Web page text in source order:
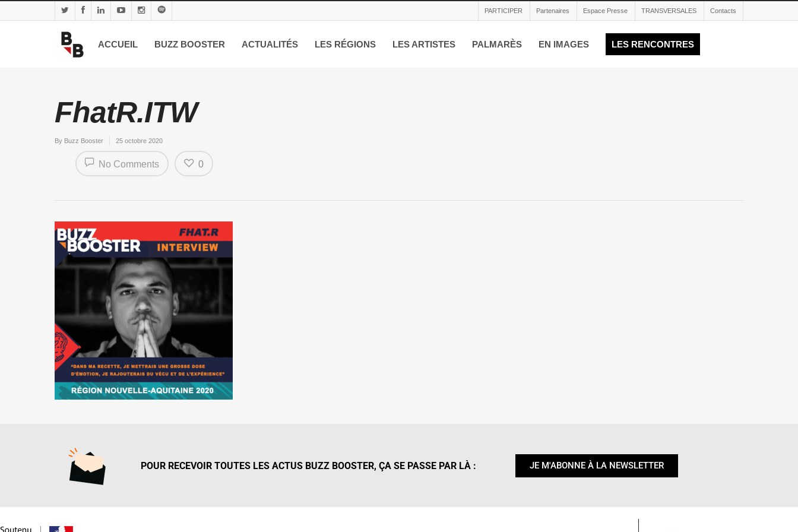
PARTICIPER Partenaires Espace Presse TRANSVERSALES Contacts
ACCUEIL BUZZ BOOSTER ACTUALITÉS LES RÉGIONS LES ARTISTES PALMARÈS EN IMAGES LES RENCONTRES
FhatR.ITW
By Buzz Booster 25 octobre 2020
No Comments 0
POUR RECEVOIR TOUTES LES ACTUS BUZZ BOOSTER, ÇA SE PASSE PAR LÀ : JE M'ABONNE À LA NEWSLETTER